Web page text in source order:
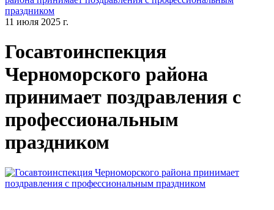
праздником
11 июля 2025 г.
Госавтоинспекция
Черноморского района
принимает поздравления с
профессиональным
праздником